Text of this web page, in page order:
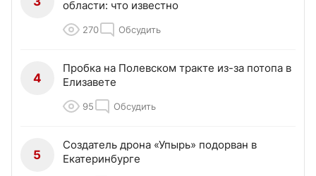
области: что известно
270 Обсудить
4
Пробка на Полевском тракте из-за потопа в
Елизавете
95 Обсудить
5
Создатель дрона «Упырь» подорван в
Екатеринбурге